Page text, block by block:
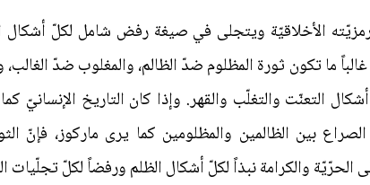
الأخلاقيّة ويتجلى في صيغة رفض شامل لكلّ أشكال
ما تكون ثورة المظلوم ضدّ الظالم، والمغلوب ضدّ الغالب،
التعنّت والتغلّب والقهر. وإذا كان التاريخ الإنسانيّ
بين الظالمين والمظلومين كما يرى ماركوز، فإنّ
والكرامة نبذاً لكلّ أشكال الظلم ورفضاً لكلّ تجلّيات